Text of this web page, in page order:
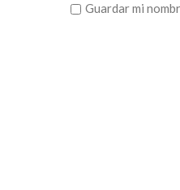
Guardar mi